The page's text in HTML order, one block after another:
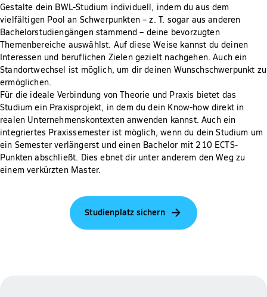
Gestalte dein BWL-Studium individuell, indem du aus dem
vielfältigen Pool an Schwerpunkten – z. T. sogar aus anderen
Bachelorstudiengängen stammend – deine bevorzugten
Themenbereiche auswählst. Auf diese Weise kannst du deinen
Interessen und beruflichen Zielen gezielt nachgehen. Auch ein
Standortwechsel ist möglich, um dir deinen Wunschschwerpunkt zu
ermöglichen.
Für die ideale Verbindung von Theorie und Praxis bietet das
Studium ein Praxisprojekt, in dem du dein Know-how direkt in
realen Unternehmenskontexten anwenden kannst. Auch ein
integriertes Praxissemester ist möglich, wenn du dein Studium um
ein Semester verlängerst und einen Bachelor mit 210 ECTS-
Punkten abschließt. Dies ebnet dir unter anderem den Weg zu
einem verkürzten Master.
Studienplatz sichern